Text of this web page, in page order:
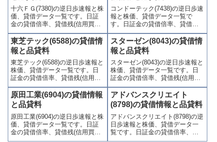
やすくまとめて掲載していま
す。
かりやすくまとめて掲載してい
ます。
十六ＦＧ(7380)の逆日歩速報と株
価、貸借データ一覧です。日証
金の貸借倍率、貸借残(信用買
残、信用売残)、品貸料(逆日
歩)、東証の週末残高、規制(注意
喚起・申込停止)など、空売り関
連情報を集計し、図解でわかり
やすくまとめて掲載していま
す。
コンドーテック(7438)の逆日歩速
報と株価、貸借データ一覧で
す。日証金の貸借倍率、貸借残
(信用買残、信用売残)、品貸料
(逆日歩)、東証の週末残高、規制
(注意喚起・申込停止)など、空売
り関連情報を集計し、図解でわ
かりやすくまとめて掲載してい
ます。
東芝テック(6588)の貸借情
報と品貸料
東芝テック(6588)の逆日歩速報と
株価、貸借データ一覧です。日
証金の貸借倍率、貸借残(信用買
残、信用売残)、品貸料(逆日
歩)、東証の週末残高、規制(注意
喚起・申込停止)など、空売り関
連情報を集計し、図解でわかり
やすくまとめて掲載していま
す。
スターゼン(8043)の貸借情
報と品貸料
スターゼン(8043)の逆日歩速報と
株価、貸借データ一覧です。日
証金の貸借倍率、貸借残(信用買
残、信用売残)、品貸料(逆日
歩)、東証の週末残高、規制(注意
喚起・申込停止)など、空売り関
連情報を集計し、図解でわかり
やすくまとめて掲載していま
す。
原田工業(6904)の貸借情報
と品貸料
原田工業(6904)の逆日歩速報と株
価、貸借データ一覧です。日証
金の貸借倍率、貸借残(信用買
残、信用売残)、品貸料(逆日
アドバンスクリエイト
(8798)の貸借情報と品貸料
アドバンスクリエイト(8798)の逆
日歩速報と株価、貸借データ一
覧です。日証金の貸借倍率、貸
借残(信用買残、信用売残)、品貸